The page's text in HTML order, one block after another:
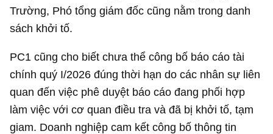
Trường, Phó tổng giám đốc cũng nằm trong danh
sách khởi tố.
PC1 cũng cho biết chưa thể công bố báo cáo tài
chính quý I/2026 đúng thời hạn do các nhân sự liên
quan đến việc phê duyệt báo cáo đang phối hợp
làm việc với cơ quan điều tra và đã bị khởi tố, tạm
giam. Doanh nghiệp cam kết công bố thông tin